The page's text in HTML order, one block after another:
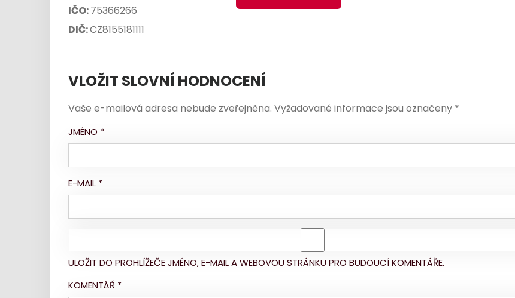
IČO:75366266
DIČ:CZ8155181111
VLOŽIT SLOVNÍ HODNOCENÍ
Vaše e-mailová adresa nebude zveřejněna. Vyžadované informace jsou označeny *
JMÉNO *
E-MAIL *
ULOŽIT DO PROHLÍŽEČE JMÉNO, E-MAIL A WEBOVOU STRÁNKU PRO BUDOUCÍ KOMENTÁŘE.
KOMENTÁŘ *